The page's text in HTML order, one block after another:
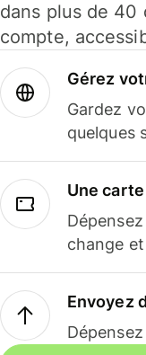
dans plus de 40
compte,
Gérez
Gardez
quelques
Une
change
Envoyez